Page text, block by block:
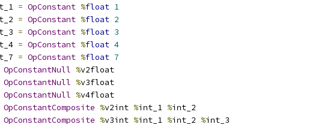
= OpConstant %float 1
= OpConstant %float 2
= OpConstant %float 3
= OpConstant %float 4
= OpConstant %float 7
OpConstantNull %v2float
OpConstantNull %v3float
OpConstantNull %v4float
OpConstantComposite %v2int %int_1 %int_2
OpConstantComposite %v3int %int_1 %int_2 %int_3